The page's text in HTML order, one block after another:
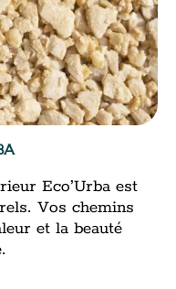
Eco’Urba est
Vos chemins
et la beauté